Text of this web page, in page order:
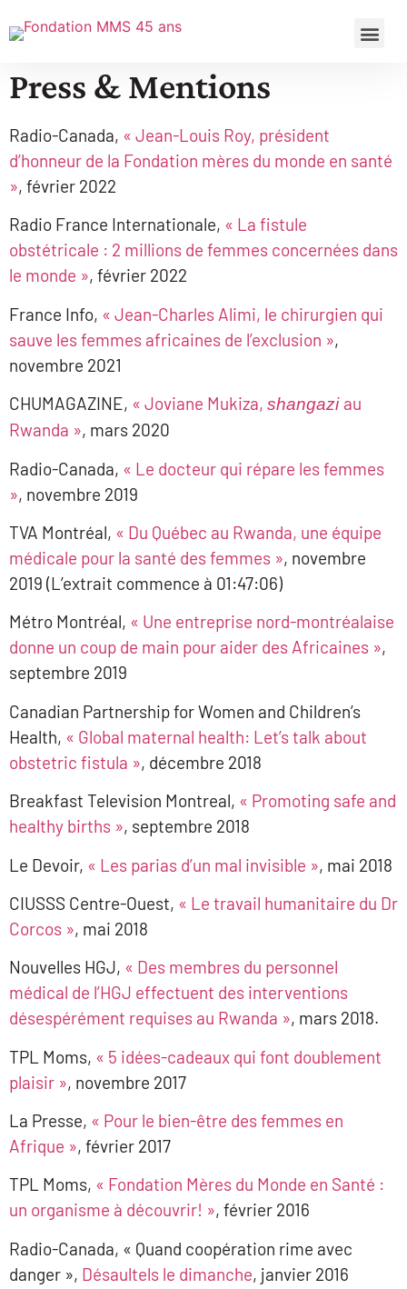
Press & Mentions
Radio-Canada, « Jean-Louis Roy, président
d’honneur de la Fondation mères du monde en santé
», février 2022
Radio France Internationale, « La fistule
obstétricale : 2 millions de femmes concernées dans
le monde », février 2022
France Info, « Jean-Charles Alimi, le chirurgien qui
sauve les femmes africaines de l’exclusion »,
novembre 2021
CHUMAGAZINE, « Joviane Mukiza, shangazi au
Rwanda », mars 2020
Radio-Canada, « Le docteur qui répare les femmes
», novembre 2019
TVA Montréal, « Du Québec au Rwanda, une équipe
médicale pour la santé des femmes », novembre
2019 (L’extrait commence à 01:47:06)
Métro Montréal, « Une entreprise nord-montréalaise
donne un coup de main pour aider des Africaines »,
septembre 2019
Canadian Partnership for Women and Children’s
Health, « Global maternal health: Let’s talk about
obstetric fistula », décembre 2018
Breakfast Television Montreal, « Promoting safe and
healthy births », septembre 2018
Le Devoir, « Les parias d’un mal invisible », mai 2018
CIUSSS Centre-Ouest, « Le travail humanitaire du Dr
Corcos », mai 2018
Nouvelles HGJ, « Des membres du personnel
médical de l’HGJ effectuent des interventions
désespérément requises au Rwanda », mars 2018.
TPL Moms, « 5 idées-cadeaux qui font doublement
plaisir », novembre 2017
La Presse, « Pour le bien-être des femmes en
Afrique », février 2017
TPL Moms, « Fondation Mères du Monde en Santé :
un organisme à découvrir! », février 2016
Radio-Canada, « Quand coopération rime avec
danger », Désaultels le dimanche, janvier 2016